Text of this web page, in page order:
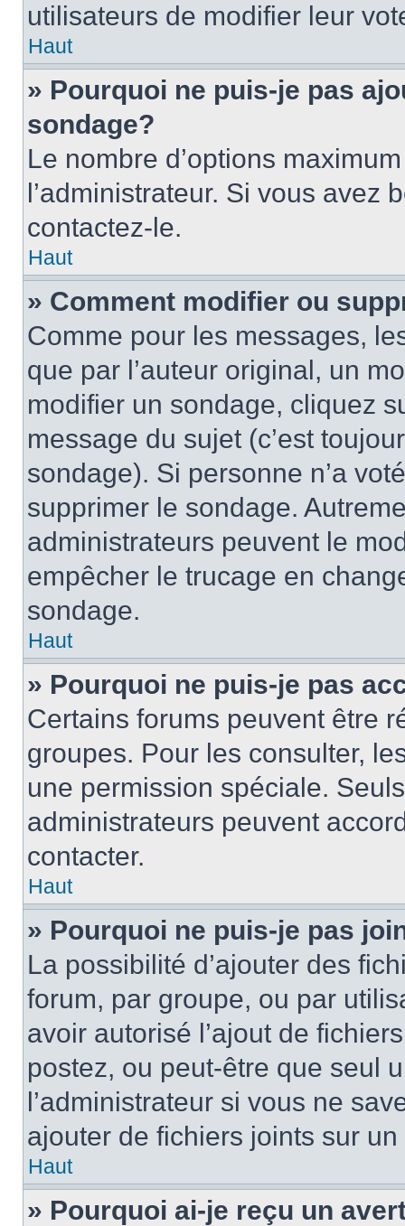
utilisateurs de modifier leur
Haut
» Pourquoi ne puis-je pas
sondage?
Le nombre d’options
l’administrateur. Si vous avez
contactez-le.
Haut
» Comment modifier ou
Comme pour les messages,
que par l’auteur original, un
modifier un sondage, cliquez
message du sujet (c’est
sondage). Si personne n’a
supprimer le sondage.
administrateurs peuvent le
empêcher le trucage en
sondage.
Haut
» Pourquoi ne puis-je pas
Certains forums peuvent être
groupes. Pour les consulter,
une permission spéciale.
administrateurs peuvent
contacter.
Haut
» Pourquoi ne puis-je pas
La possibilité d’ajouter des
forum, par groupe, ou par
avoir autorisé l’ajout de
postez, ou peut-être que seul
l’administrateur si vous ne
ajouter de fichiers joints sur un
Haut
» Pourquoi ai-je reçu un